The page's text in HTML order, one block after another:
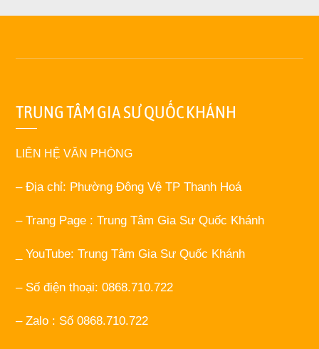
TRUNG TÂM GIA SƯ QUỐC KHÁNH
LIÊN HỆ VĂN PHÒNG
– Địa chỉ: Phường Đông Vệ TP Thanh Hoá
– Trang Page : Trung Tâm Gia Sư Quốc Khánh
_ YouTube: Trung Tâm Gia Sư Quốc Khánh
– Số điện thoại: 0868.710.722
– Zalo : Số 0868.710.722